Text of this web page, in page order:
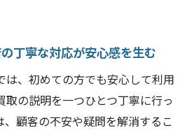
丁寧な対応が安心感を生む
は、初めての方でも安心して利用
取の説明を一つひとつ丁寧に行っ
、顧客の不安や疑問を解消するこ